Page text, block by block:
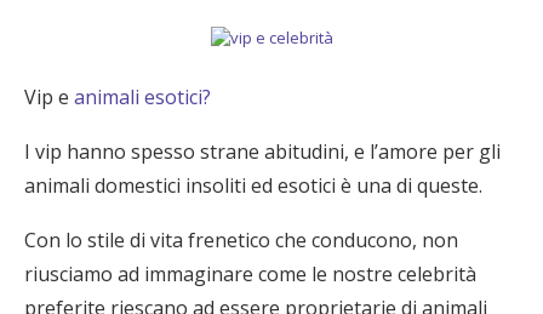
Vip e animali esotici?
I vip hanno spesso strane abitudini, e l’amore per gli
animali domestici insoliti ed esotici è una di queste.
Con lo stile di vita frenetico che conducono, non
riusciamo ad immaginare come le nostre celebrità
preferite riescano ad essere proprietarie di animali